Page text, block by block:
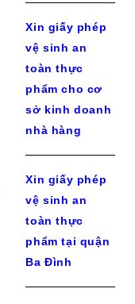
Xin giấy phép
vệ sinh an
toàn thực
phẩm cho cơ
sở kinh doanh
nhà hàng
Xin giấy phép
vệ sinh an
toàn thực
phẩm tại quận
Ba Đình